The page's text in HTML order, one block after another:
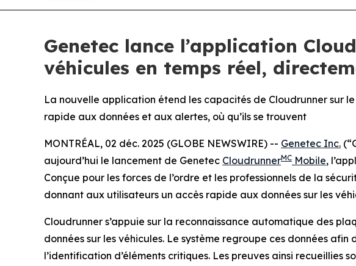
Genetec lance l’application
véhicules en temps réel,
La nouvelle application étend les capacités de Cloudrunner sur
rapide aux données et aux alertes, où qu’ils se trouvent
MONTRÉAL, 02 déc. 2025 (GLOBE NEWSWIRE) -- Genetec Inc.
aujourd’hui le lancement de Genetec CloudrunnerMC Mobile,
Conçue pour les forces de l’ordre et les professionnels de la
donnant aux utilisateurs un accès rapide aux données sur les
Cloudrunner s’appuie sur la reconnaissance automatique des
données sur les véhicules. Le système regroupe ces données
l’identification d’éléments critiques. Les preuves ainsi